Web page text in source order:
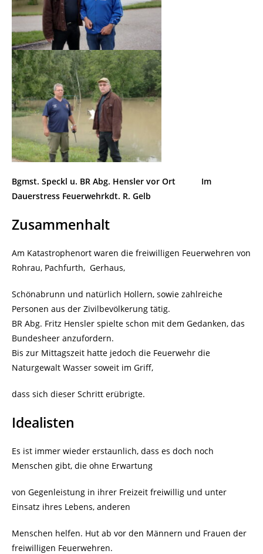
Bgmst. Speckl u. BR Abg. Hensler vor Ort
Im
Dauerstress Feuerwehrkdt. R. Gelb
Zusammenhalt
Am Katastrophenort waren die freiwilligen Feuerwehren von
Rohrau, Pachfurth, Gerhaus,
Schönabrunn und natürlich Hollern, sowie zahlreiche
Personen aus der Zivilbevölkerung tätig.
BR Abg. Fritz Hensler spielte schon mit dem Gedanken, das
Bundesheer anzufordern.
Bis zur Mittagszeit hatte jedoch die Feuerwehr die
Naturgewalt Wasser soweit im Griff,
dass sich dieser Schritt erübrigte.
Idealisten
Es ist immer wieder erstaunlich, dass es doch noch
Menschen gibt, die ohne Erwartung
von Gegenleistung in ihrer Freizeit freiwillig und unter
Einsatz ihres Lebens, anderen
Menschen helfen. Hut ab vor den Männern und Frauen der
freiwilligen Feuerwehren.